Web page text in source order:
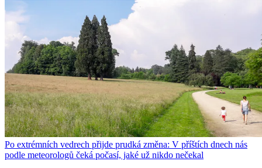
Po extrémních vedrech přijde prudká změna: V příštích dnech nás
podle meteorologů čeká počasí, jaké už nikdo nečekal